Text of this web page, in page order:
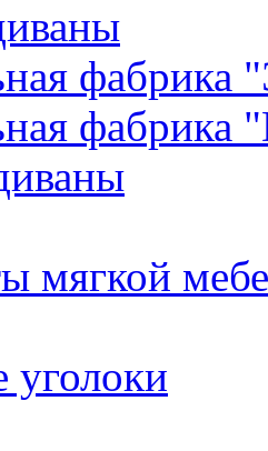
фабрика
фабрика
мягкой